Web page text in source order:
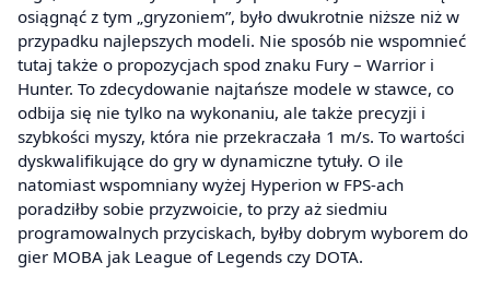
osiągnąć z tym „gryzoniem”, było dwukrotnie niższe niż w
przypadku najlepszych modeli. Nie sposób nie wspomnieć
tutaj także o propozycjach spod znaku Fury – Warrior i
Hunter. To zdecydowanie najtańsze modele w stawce, co
odbija się nie tylko na wykonaniu, ale także precyzji i
szybkości myszy, która nie przekraczała 1 m/s. To wartości
dyskwalifikujące do gry w dynamiczne tytuły. O ile
natomiast wspomniany wyżej Hyperion w FPS-ach
poradziłby sobie przyzwoicie, to przy aż siedmiu
programowalnych przyciskach, byłby dobrym wyborem do
gier MOBA jak League of Legends czy DOTA.